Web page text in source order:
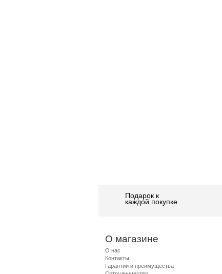
Подарок к
каждой покупке
О магазине
О нас
Контакты
Гарантии и преимущества